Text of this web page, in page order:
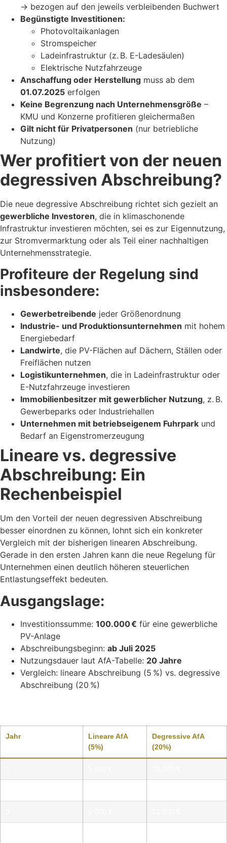
→ bezogen auf den jeweils verbleibenden Buchwert
Begünstigte Investitionen:
Photovoltaikanlagen
Stromspeicher
Ladeinfrastruktur (z. B. E-Ladesäulen)
Elektrische Nutzfahrzeuge
Anschaffung oder Herstellung muss ab dem
01.07.2025 erfolgen
Keine Begrenzung nach Unternehmensgröße –
KMU und Konzerne profitieren gleichermaßen
Gilt nicht für Privatpersonen (nur betriebliche
Nutzung)
Wer profitiert von der neuen
degressiven Abschreibung?
Die neue degressive Abschreibung richtet sich gezielt an
gewerbliche Investoren, die in klimaschonende
Infrastruktur investieren möchten, sei es zur Eigennutzung,
zur Stromvermarktung oder als Teil einer nachhaltigen
Unternehmensstrategie.
Profiteure der Regelung sind
insbesondere:
Gewerbetreibende jeder Größenordnung
Industrie- und Produktionsunternehmen mit hohem
Energiebedarf
Landwirte, die PV-Flächen auf Dächern, Ställen oder
Freiflächen nutzen
Logistikunternehmen, die in Ladeinfrastruktur oder
E-Nutzfahrzeuge investieren
Immobilienbesitzer mit gewerblicher Nutzung, z. B.
Gewerbeparks oder Industriehallen
Unternehmen mit betriebseigenem Fuhrpark und
Bedarf an Eigenstromerzeugung
Lineare vs. degressive
Abschreibung: Ein
Rechenbeispiel
Um den Vorteil der neuen degressiven Abschreibung
besser einordnen zu können, lohnt sich ein konkreter
Vergleich mit der bisherigen linearen Abschreibung.
Gerade in den ersten Jahren kann die neue Regelung für
Unternehmen einen deutlich höheren steuerlichen
Entlastungseffekt bedeuten.
Ausgangslage:
Investitionssumme: 100.000 € für eine gewerbliche
PV-Anlage
Abschreibungsbeginn: ab Juli 2025
Nutzungsdauer laut AfA-Tabelle: 20 Jahre
Vergleich: lineare Abschreibung (5 %) vs. degressive
Abschreibung (20 %)
Jahr
Lineare AfA
(5%)
Degressive AfA
(20%)